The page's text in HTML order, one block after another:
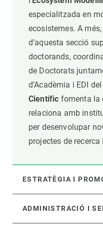
especialitzada en
ecosistemes. A
d’aquesta secció
doctorands,
de Doctorats
d’Acadèmia i EDI del
Científic fomenta la
relaciona amb
per desenvolupar
projectes de
ESTRATÈGIA I
ADMINISTRACIÓ I